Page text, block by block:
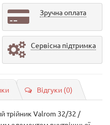
Зручна оплата
Сервісна підтримка
Відгуки (0)
трійник Valrom 32/32 /